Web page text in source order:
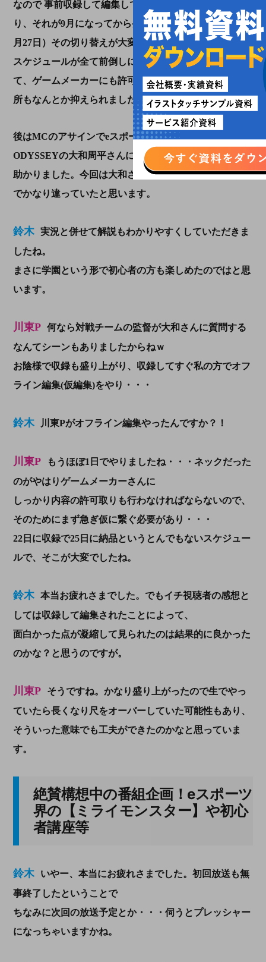
なので事前収録して編集して納品しないといけなくな
り、それが9月になってから発覚し・・・（イベントは9
月27日）その切り替えが大変でしたね・・・。
スケジュールが全て前倒しになり脚本を一週間で仕上げ
て、ゲームメーカーにも許可取りを急いで・・・収録場
所もなんとか抑えられました。
後はMCのアサインでeスポーツの実況で有名な
ODYSSEYの大和周平さんにご協力いただいて、本当に
助かりました。今回は大和さんがいらっしゃるかどうか
でかなり違っていたと思います。
鈴木
実況と併せて解説もわかりやすくしていただきま
したね。
まさに学園という形で初心者の方も楽しめたのではと思
います。
川東P
何なら対戦チームの監督が大和さんに質問する
なんてシーンもありましたからねｗ
お陰様で収録も盛り上がり、収録してすぐ私の方でオフ
ライン編集(仮編集)をやり・・・
鈴木 川東Pがオフライン編集やったんですか？！
川東P
もうほぼ1日でやりましたね・・・ネックだった
のがやはりゲームメーカーさんに
しっかり内容の許可取りも行わなければならないので、
そのためにまず急ぎ仮に繋ぐ必要があり・・・
22日に収録で25日に納品というとんでもないスケジュー
ルで、そこが大変でしたね。
鈴木
本当お疲れさまでした。でもイチ視聴者の感想と
しては収録して編集されたことによって、
面白かった点が凝縮して見られたのは結果的に良かった
のかな？と思うのですが。
川東P
そうですね。かなり盛り上がったので生でやっ
ていたら長くなり尺をオーバーしていた可能性もあり、
そういった意味でも工夫ができたのかなと思っていま
す。
絶賛構想中の番組企画！eスポーツ
界の【ミライモンスター】や初心
者講座等
鈴木
いやー、本当にお疲れさまでした。初回放送も無
事終了したということで
ちなみに次回の放送予定とか・・・伺うとプレッシャー
になっちゃいますかね。